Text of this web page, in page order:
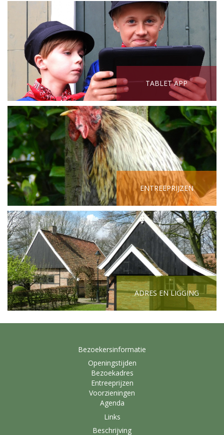
TABLET APP
ENTREEPRIJZEN
ADRES EN LIGGING
Bezoekersinformatie
Openingstijden
Bezoekadres
Entreeprijzen
Voorzieningen
Agenda
Links
Beschrijving